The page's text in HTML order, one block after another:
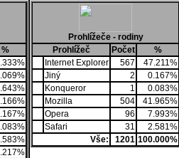
%
Prohlížeče - rodiny
Prohlížeč
Počet
%
Internet Explorer
567
47.211%
Jiný
2
0.167%
Konqueror
1
0.083%
Mozilla
504
41.965%
Opera
96
7.993%
Safari
31
2.581%
Vše:
1201 100.000%